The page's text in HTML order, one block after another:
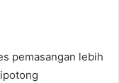
pemasangan lebih